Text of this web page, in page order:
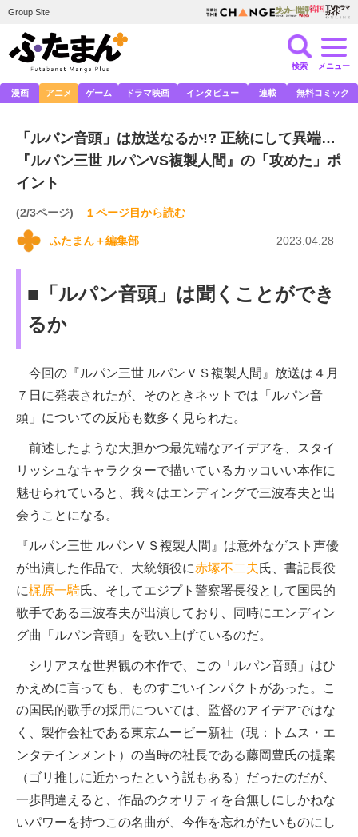
Group Site
検索 メニュー
漫画 アニメ ゲーム ドラマ映画 インタビュー 連載 無料コミック
「ルパン音頭」は放送なるか!? 正統にして異端…
『ルパン三世 ルパンVS複製人間』の「攻めた」ポ
イント
(2/3ページ) １ページ目から読む
ふたまん＋編集部 2023.04.28
■「ルパン音頭」は聞くことができ
るか
今回の『ルパン三世 ルパンＶＳ複製人間』放送は４月
７日に発表されたが、そのときネットでは「ルパン音
頭」についての反応も数多く見られた。
前述したような大胆かつ最先端なアイデアを、スタイ
リッシュなキャラクターで描いているカッコいい本作に
魅せられていると、我々はエンディングで三波春夫と出
会うことになる。
『ルパン三世 ルパンＶＳ複製人間』は意外なゲスト声優
が出演した作品で、大統領役に赤塚不二夫氏、書記長役
に梶原一騎氏、そしてエジプト警察署長役として国民的
歌手である三波春夫が出演しており、同時にエンディン
グ曲「ルパン音頭」を歌い上げているのだ。
シリアスな世界観の本作で、この「ルパン音頭」はひ
かえめに言っても、ものすごいインパクトがあった。こ
の国民的歌手の採用については、監督のアイデアではな
く、製作会社である東京ムービー新社（現：トムス・エ
ンタテインメント）の当時の社長である藤岡豊氏の提案
（ゴリ推しに近かったという説もある）だったのだが、
一歩間違えると、作品のクオリティを台無しにしかねな
いパワーを持つこの名曲が、今作を忘れがたいものにし